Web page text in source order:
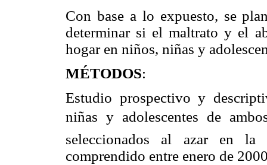
Con base a lo expuesto, se
determinar si el maltrato y el
hogar en niños, niñas y
MÉTODOS:
Estudio prospectivo y
niñas y adolescentes de
seleccionados al azar en
comprendido entre enero de